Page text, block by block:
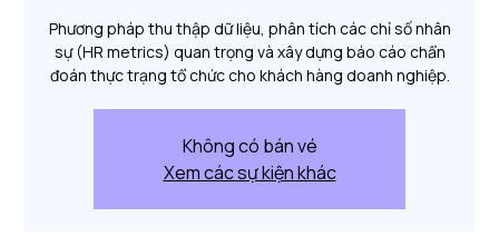
Phương pháp thu thập dữ liệu, phân tích các chỉ số nhân
sự (HR metrics) quan trọng và xây dựng báo cáo chẩn
đoán thực trạng tổ chức cho khách hàng doanh nghiệp.
Không có bán vé
Xem các sự kiện khác